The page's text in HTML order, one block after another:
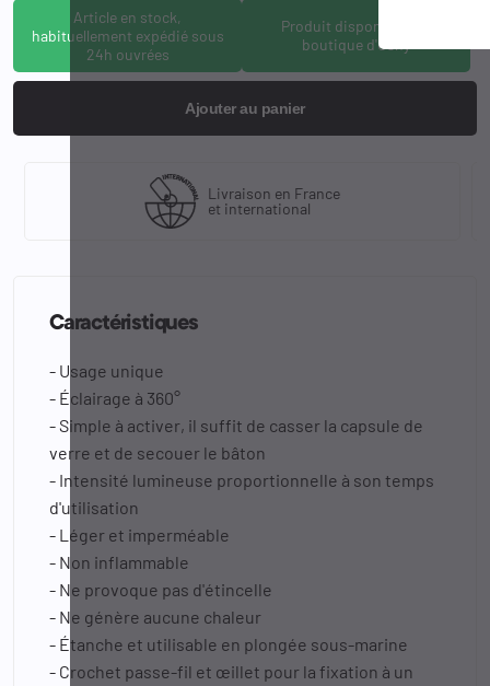
Article en stock,
habituellement expédié sous
24h ouvrées
Produit disponible à la
boutique d'Osny
Ajouter au panier
Livraison en France
et international
Caractéristiques
- Usage unique
- Éclairage à 360°
- Simple à activer, il suffit de casser la capsule de
verre et de secouer le bâton
- Intensité lumineuse proportionnelle à son temps
d'utilisation
- Léger et imperméable
- Non inflammable
- Ne provoque pas d'étincelle
- Ne génère aucune chaleur
- Étanche et utilisable en plongée sous-marine
- Crochet passe-fil et œillet pour la fixation à un